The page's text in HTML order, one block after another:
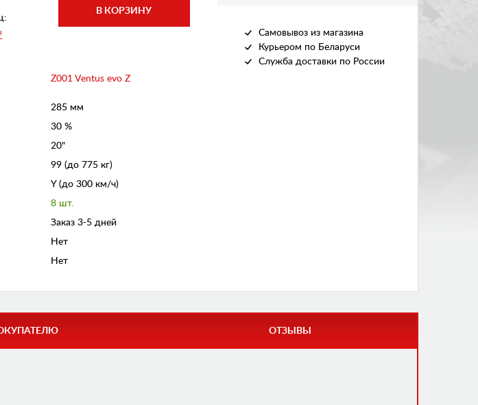
Z001 Ventus evo Z
285 мм
30 %
20"
99 (до 775 кг)
Y (до 300 км/ч)
8 шт.
Заказ 3-5 дней
Нет
Нет
Самовывоз из магазина
Курьером по Беларуси
Служба доставки по России
ОТЗЫВЫ